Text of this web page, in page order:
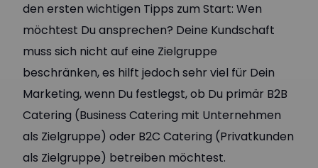
den ersten wichtigen Tipps zum Start: Wen
möchtest Du ansprechen? Deine Kundschaft
muss sich nicht auf eine Zielgruppe
beschränken, es hilft jedoch sehr viel für Dein
Marketing, wenn Du festlegst, ob Du primär B2B
Catering (Business Catering mit Unternehmen
als Zielgruppe) oder B2C Catering (Privatkunden
als Zielgruppe) betreiben möchtest.